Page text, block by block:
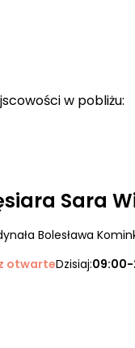
w pobliżu:
Sara
Bolesława
otwarteDzisiaj:09:00-